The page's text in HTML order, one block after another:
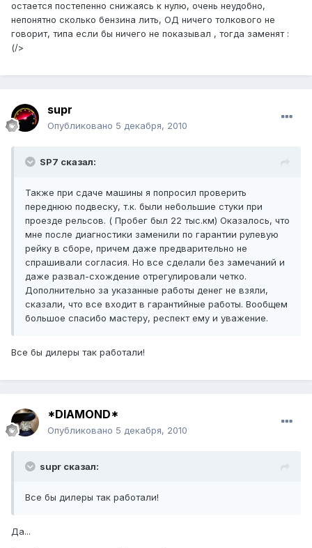
остается постепенно снижаясь к нулю, очень неудобно,
непонятно сколько бензина лить, ОД ничего толкового не
говорит, типа если бы ничего не показывал , тогда заменят :
(/>
supr
Опубликовано 5 декабря, 2010
SP7 сказал:
Также при сдаче машины я попросил проверить
переднюю подвеску, т.к. были небольшие стуки при
проезде рельсов. ( Пробег был 22 тыс.км) Оказалось, что
мне после диагностики заменили по гарантии рулевую
рейку в сборе, причем даже предварительно не
спрашивали согласия. Но все сделали без замечаний и
даже развал-схождение отрегулировали четко.
Дополнительно за указанные работы денег не взяли,
сказали, что все входит в гарантийные работы. Вообщем
большое спасибо мастеру, респект ему и уважение.
Все бы дилеры так работали!
*DIAMOND*
Опубликовано 5 декабря, 2010
supr сказал:
Все бы дилеры так работали!
Да...